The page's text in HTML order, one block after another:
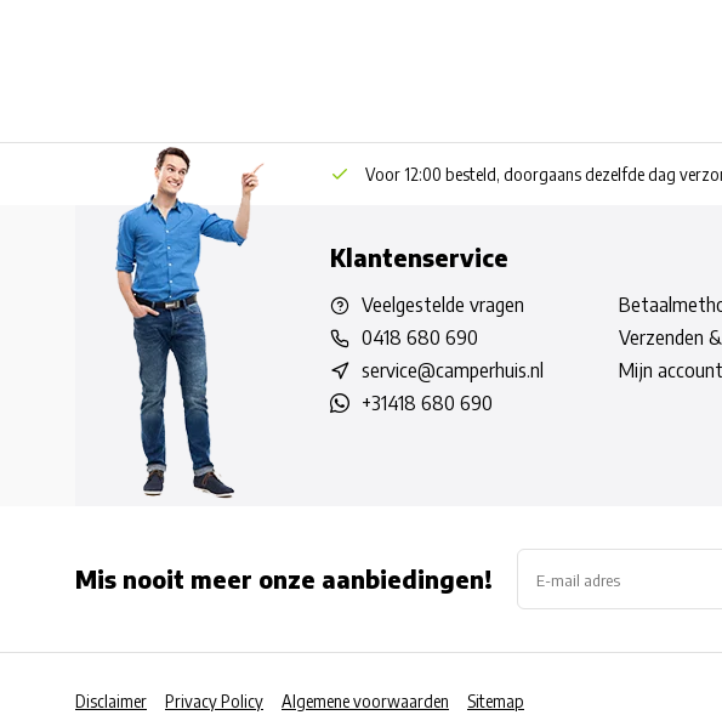
Voor 12:00 besteld, doorgaans dezelfde dag
Klantenservice
Veelgestelde vragen
0418 680 690
service@camperhuis.nl
+31418 680 690
Verzenden
Mijn account
Mis nooit meer onze aanbiedingen!
Disclaimer Privacy Policy Algemene voorwaarden Sitemap